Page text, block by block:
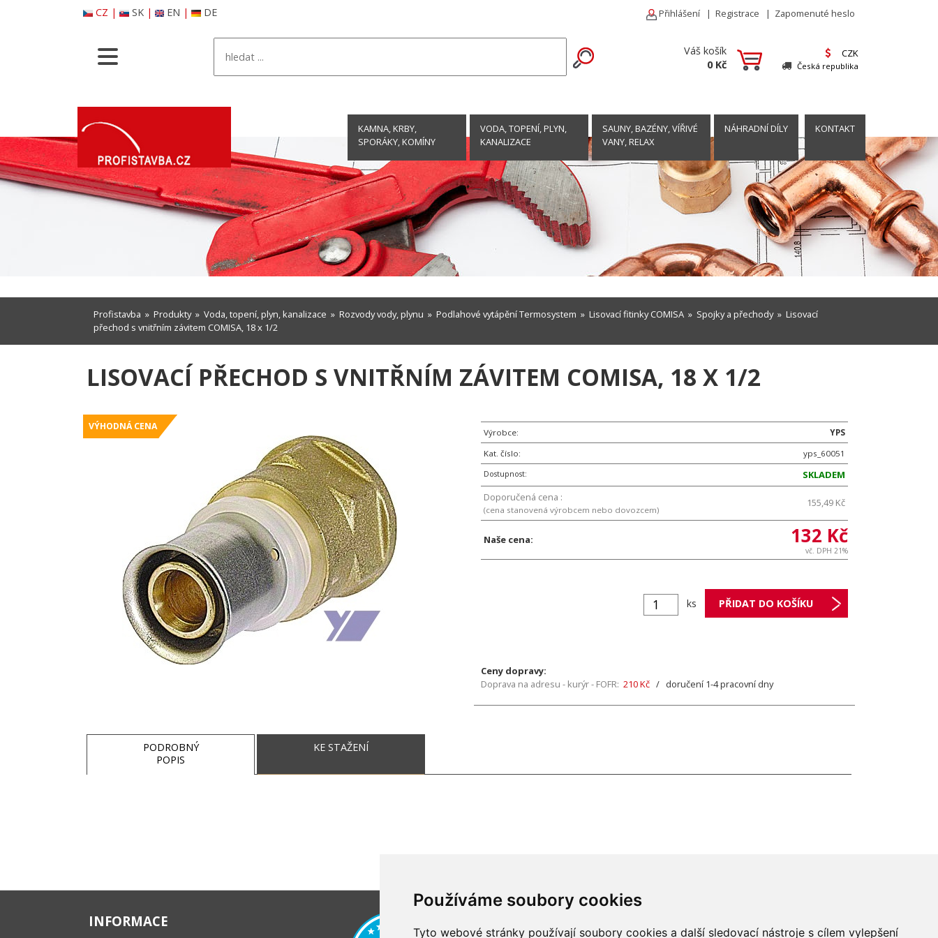
Používáme soubory cookies
Tyto webové stránky používají soubory cookies a další sledovací nástroje s cílem vylepšení
CZ | SK| EN | DE Přihlášení | Registrace | Zapomenuté heslo
Váš košík
0 Kč
CZK
Česká republika
KAMNA, KRBY,
SPORÁKY, KOMÍNY
VODA, TOPENÍ, PLYN,
KANALIZACE
SAUNY, BAZÉNY, VÍŘIVÉ
VANY, RELAX
NÁHRADNÍ DÍLY KONTAKT
Profistavba » Produkty» Voda, topení, plyn, kanalizace » Rozvody vody, plynu » Podlahové vytápění Termosystem » Lisovací fitinky COMISA » Spojky a přechody» Lisovací
přechod s vnitřním závitem COMISA, 18 x 1/2
LISOVACÍ PŘECHOD S VNITŘNÍM ZÁVITEM COMISA, 18 X 1/2
VÝHODNÁ CENA
Výrobce:
YPS
Kat. číslo:
yps_60051
Dostupnost:
SKLADEM
Doporučená cena :
(cena stanovená výrobcem nebo dovozcem)
155,49 Kč
Naše cena: 132 Kč
vč. DPH 21%
ks
Ceny dopravy:
Doprava na adresu - kurýr - FOFR: 210 Kč / doručení 1-4 pracovní dny
PODROBNÝ
POPIS
KE STAŽENÍ
INFORMACE